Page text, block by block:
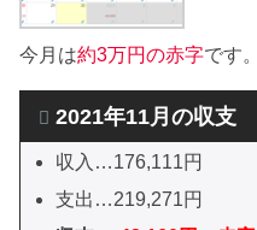
今月は約3万円の赤字です。
2021年11月の収支
収入…176,111円
支出…219,271円